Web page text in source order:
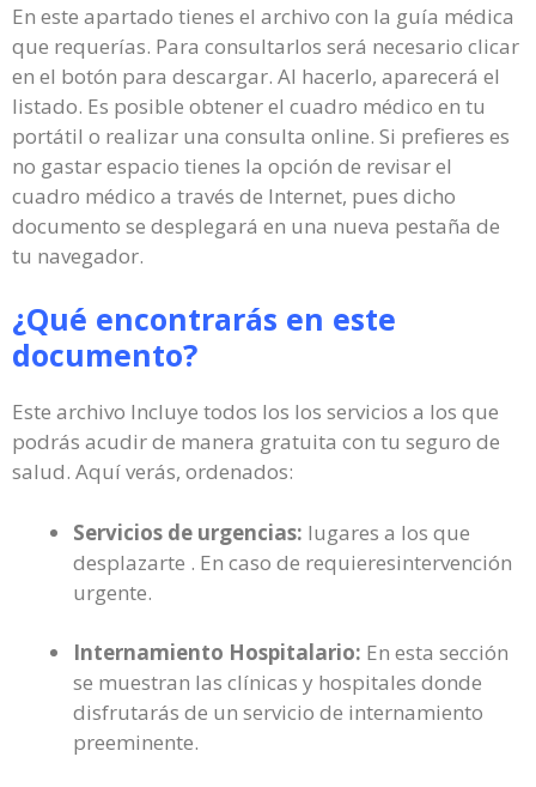
En este apartado tienes el archivo con la guía médica
que requerías. Para consultarlos será necesario clicar
en el botón para descargar. Al hacerlo, aparecerá el
listado. Es posible obtener el cuadro médico en tu
portátil o realizar una consulta online. Si prefieres es
no gastar espacio tienes la opción de revisar el
cuadro médico a través de Internet, pues dicho
documento se desplegará en una nueva pestaña de
tu navegador.
¿Qué encontrarás en este
documento?
Este archivo Incluye todos los los servicios a los que
podrás acudir de manera gratuita con tu seguro de
salud. Aquí verás, ordenados:
Servicios de urgencias: lugares a los que
desplazarte . En caso de requieresintervención
urgente.
Internamiento Hospitalario: En esta sección
se muestran las clínicas y hospitales donde
disfrutarás de un servicio de internamiento
preeminente.